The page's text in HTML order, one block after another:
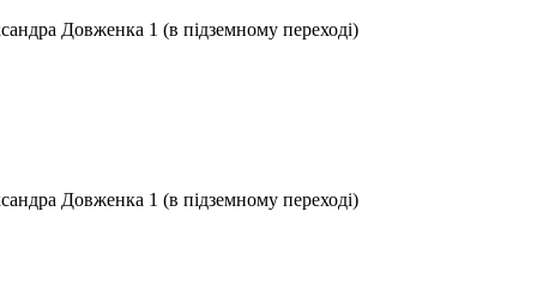
Довженка 1 (в підземному переході)
Довженка 1 (в підземному переході)